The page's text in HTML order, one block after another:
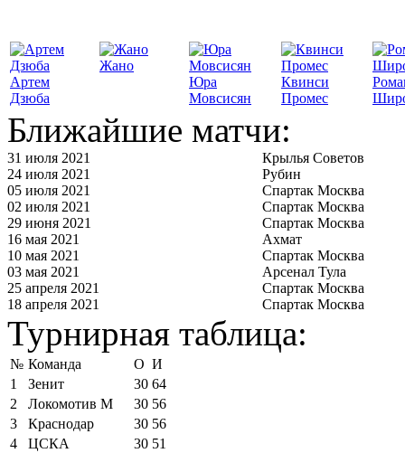
Артем
Дзюба
Жано
Юра
Мовсисян
Квинси
Промес
Ближайшие матчи:
31 июля 2021
Крылья Советов
24 июля 2021
Рубин
05 июля 2021
Спартак Москва
02 июля 2021
Спартак Москва
29 июня 2021
Спартак Москва
16 мая 2021
Ахмат
10 мая 2021
Спартак Москва
03 мая 2021
Арсенал Тула
25 апреля 2021
Спартак Москва
18 апреля 2021
Спартак Москва
Турнирная таблица:
№ Команда О И
1
Зенит 30 64
2
Локомотив М 30 56
3
Краснодар 30 56
4
ЦСКА 30 51